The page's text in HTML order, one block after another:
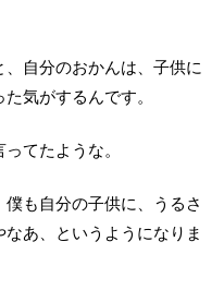
自分のおかんは、子供に
気がするんです。
てたような。
も自分の子供に、うるさ
あ、というようになりま